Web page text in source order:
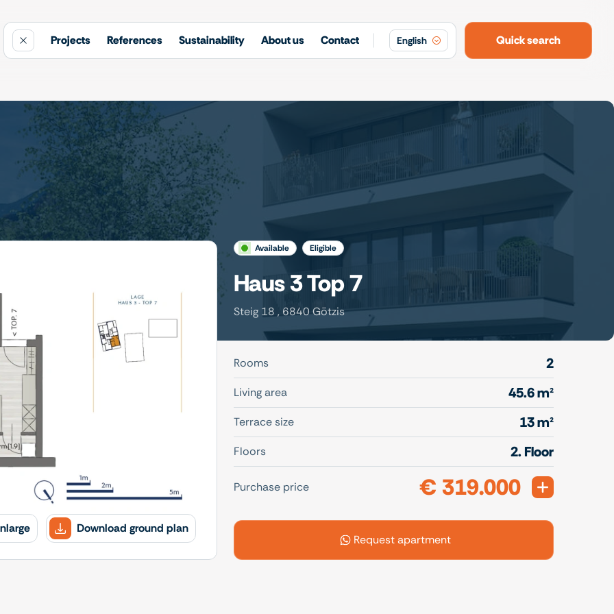
Projects References Sustainability About us Contact English Quick search
Download ground plan
available eligible
Haus 3 Top 7
Steig 18 , 6840 Götzis
Rooms 2
Living area 45.6 m²
Terrace size 13 m²
Floors 2. Floor
Purchase price € 319.000
Request apartment